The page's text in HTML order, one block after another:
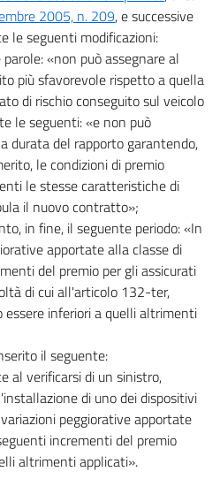
2005, n. 209, e successive
le seguenti modificazioni:
«non può assegnare al
più sfavorevole rispetto a quella
di rischio conseguito sul veicolo
le seguenti: «e non può
durata del rapporto garantendo,
le condizioni di premio
le stesse caratteristiche di
il nuovo contratto»;
in fine, il seguente periodo: «In
apportate alla classe di
del premio per gli assicurati
di cui all'articolo 132-ter,
inferiori a quelli altrimenti
il seguente:
al verificarsi di un sinistro,
di uno dei dispositivi
peggiorative apportate
incrementi del premio
altrimenti applicati».